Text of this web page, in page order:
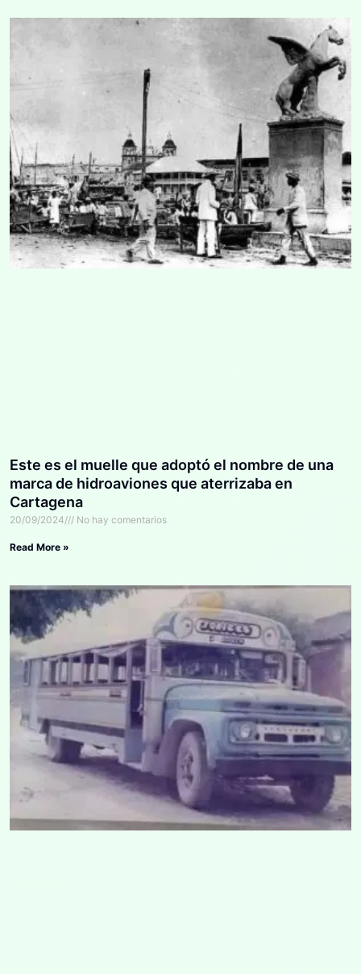
Este es el muelle que adoptó el nombre de una
marca de hidroaviones que aterrizaba en
Cartagena
20/09/2024 No hay comentarios
Read More »